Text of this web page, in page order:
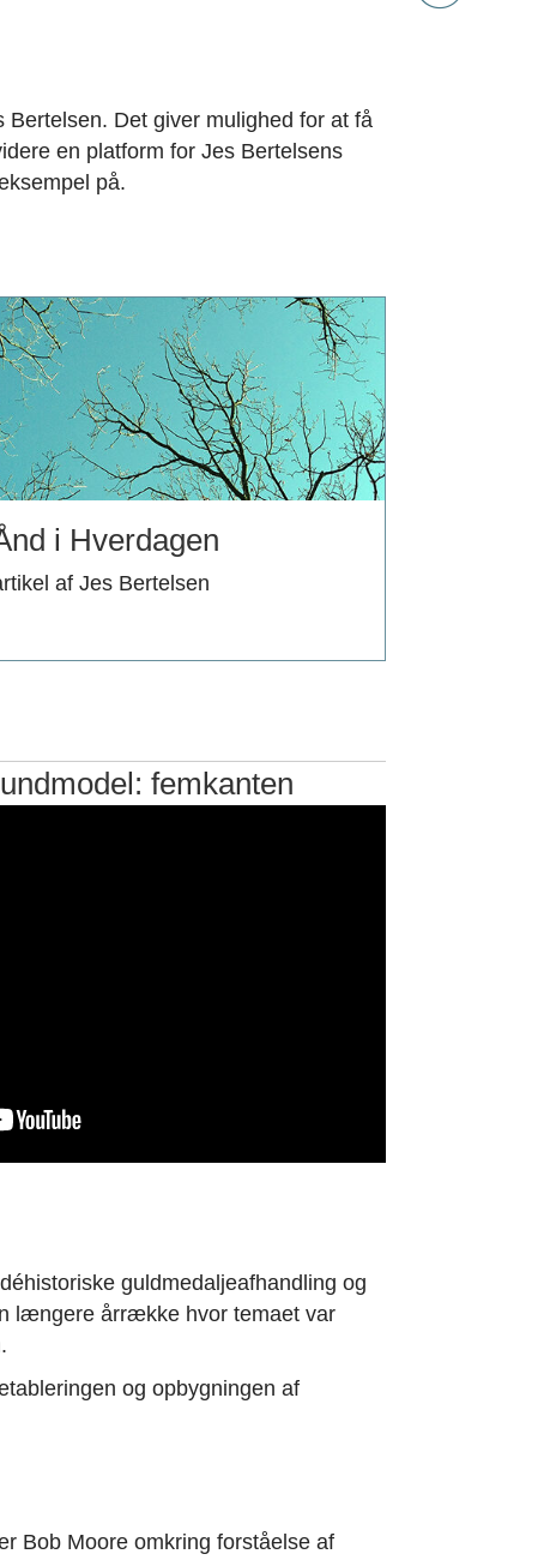
Det giver mulighed for at få
en platform for Jes Bertelsens
på.
i Hverdagen
af Jes Bertelsen
femkanten
guldmedaljeafhandling og
længere årrække hvor temaet var
og opbygningen af
Bob Moore omkring forståelse af